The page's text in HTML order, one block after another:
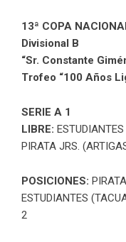
13ª COPA
Divisional B
“Sr. Constante
Trofeo “100 Años
SERIE A 1
LIBRE:
PIRATA JRS.
POSICIONES:
ESTUDIANTES
2